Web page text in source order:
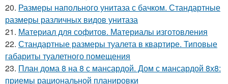
20. Размеры напольного унитаза с бачком. Стандартные
размеры различных видов унитаза
21. Материал для софитов. Материалы изготовления
22. Стандартные размеры туалета в квартире. Типовые
габариты туалетного помещения
23. План дома 8 на 8 с мансардой. Дом с мансардой 8х8:
приемы рациональной планировки